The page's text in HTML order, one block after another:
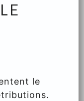
le